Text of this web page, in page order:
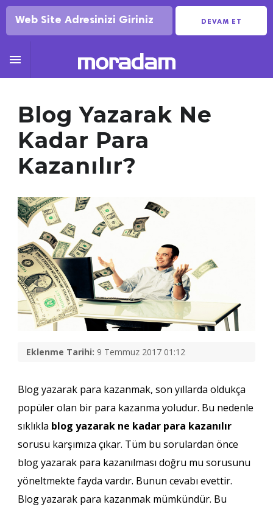
DEVAM ET

Blog Yazarak Ne
Kadar Para
Kazanılır?
Eklenme Tarihi: 9 Temmuz 2017 01:12
Blog yazarak para kazanmak, son yıllarda oldukça
popüler olan bir para kazanma yoludur. Bu nedenle
sıklıkla blog yazarak ne kadar para kazanılır
sorusu karşımıza çıkar. Tüm bu sorulardan önce
blog yazarak para kazanılması doğru mu sorusunu
yöneltmekte fayda vardır. Bunun cevabı evettir.
Blog yazarak para kazanmak mümkündür. Bu